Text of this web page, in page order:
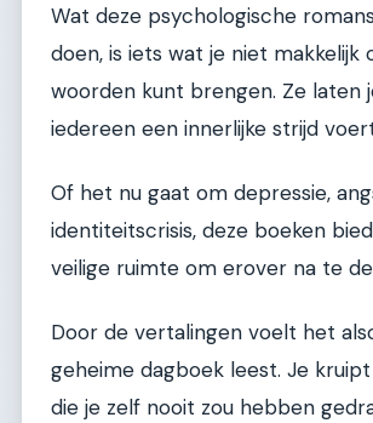
Wat deze psychologische
doen, is iets wat je niet makkelijk
woorden kunt brengen. Ze laten
iedereen een innerlijke strijd
Of het nu gaat om depressie,
identiteitscrisis, deze boeken
veilige ruimte om erover na te
Door de vertalingen voelt het
geheime dagboek leest. Je
die je zelf nooit zou hebben